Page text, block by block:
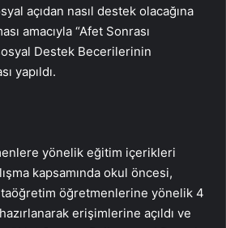
açıdan nasıl destek olacağına
amacıyla “Afet Sonrası
Destek Becerilerinin
yapıldı.
yönelik eğitim içerikleri
kapsamında okul öncesi,
öğretmenlerine yönelik 4
erişimlerine açıldı ve